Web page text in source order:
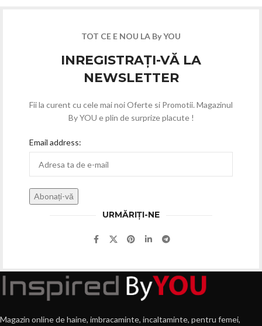
TOT CE E NOU LA By YOU
INREGISTRAȚI-VĂ LA
NEWSLETTER
Fii la curent cu cele mai noi Oferte si Promotii. Magazinul
By YOU e plin de surprize placute !
Email address:
URMĂRIȚI-NE
Magazin online de haine, imbracaminte, incaltaminte, pentru femei,